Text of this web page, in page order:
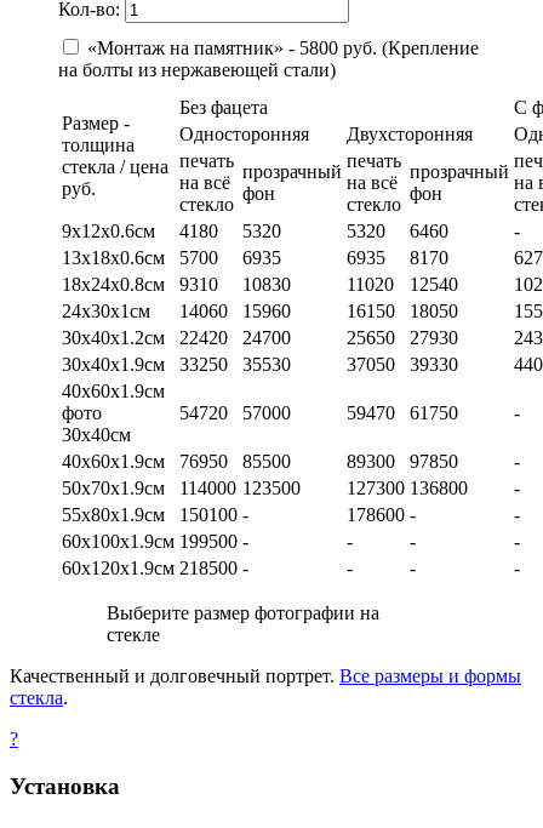
Кол-во:
«Монтаж на памятник» - 5800 руб. (Крепление
на болты из нержавеющей стали)
Размер -
толщина
стекла / цена
руб.
Без фацета
С
Односторонняя
Двухсторонняя
печать
на всё
стекло
прозрачный
фон
печать
на всё
стекло
прозрачный
фон
на
9х12х0.6см
4180 5320 5320 6460
-
13х18х0.6см
5700 6935 6935 8170
18х24х0.8см
9310 10830 11020 12540
24х30х1см
14060 15960 16150 18050
30х40х1.2см
22420 24700 25650 27930
30х40х1.9см
33250 35530 37050 39330
40х60х1.9см
фото
30х40см
54720 57000 59470 61750 -
40х60х1.9см 76950 85500 89300 97850
-
50х70х1.9см
114000 123500 127300 136800
-
55х80х1.9см
150100 - 178600 -
-
60х100х1.9см 199500 - - -
-
60х120х1.9см 218500 - - - -
Выберите размер фотографии на
стекле
Качественный и долговечный портрет. Все размеры и формы
стекла.
?
Установка